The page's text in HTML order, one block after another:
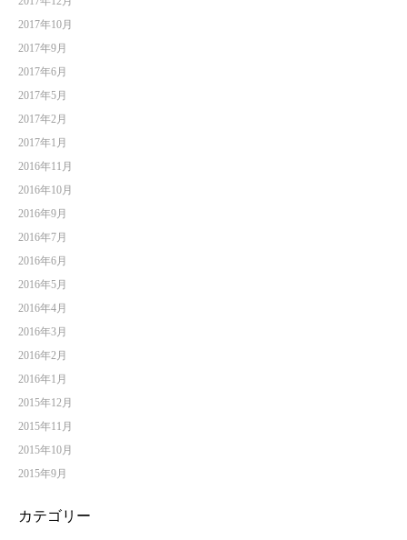
2017年10月
2017年9月
2017年6月
2017年5月
2017年2月
2017年1月
2016年11月
2016年10月
2016年9月
2016年7月
2016年6月
2016年5月
2016年4月
2016年3月
2016年2月
2016年1月
2015年12月
2015年11月
2015年10月
2015年9月
カテゴリー